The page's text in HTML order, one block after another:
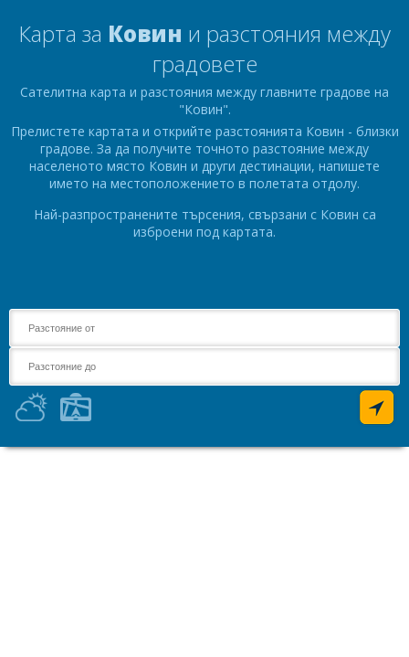
Карта за Ковин и разстояния между
градовете
Сателитна карта и разстояния между главните градове на
"Ковин".
Прелистете картата и открийте разстоянията Ковин - близки
градове. За да получите точното разстояние между
населеното място Ковин и други дестинации, напишете
името на местоположението в полетата отдолу.
Най-разпространените търсения, свързани с Ковин са
изброени под картата.